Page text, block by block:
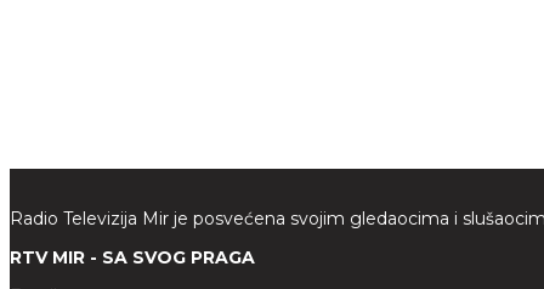
Radio Televizija Mir je posvećena svojim gledaocima i
RTV MIR - SA SVOG PRAGA